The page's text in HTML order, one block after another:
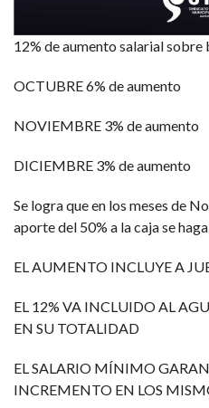
12% de aumento salarial
OCTUBRE 6% de aumento
NOVIEMBRE 3% de aumento
DICIEMBRE 3% de aumento
Se logra que en los meses de
aporte del 50% a la caja se
EL AUMENTO INCLUYE A
EL 12% VA INCLUIDO AL
EN SU TOTALIDAD
EL SALARIO MÍNIMO
INCREMENTO EN LOS